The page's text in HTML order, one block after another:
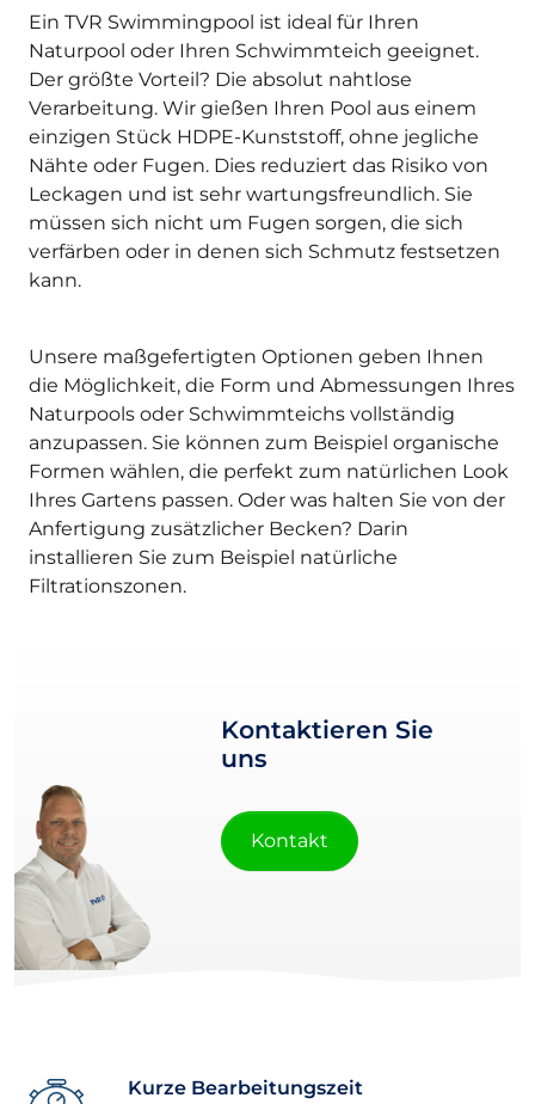
Ein TVR Swimmingpool ist ideal für Ihren
Naturpool oder Ihren Schwimmteich geeignet.
Der größte Vorteil? Die absolut nahtlose
Verarbeitung. Wir gießen Ihren Pool aus einem
einzigen Stück HDPE-Kunststoff, ohne jegliche
Nähte oder Fugen. Dies reduziert das Risiko von
Leckagen und ist sehr wartungsfreundlich. Sie
müssen sich nicht um Fugen sorgen, die sich
verfärben oder in denen sich Schmutz festsetzen
kann.
Unsere maßgefertigten Optionen geben Ihnen
die Möglichkeit, die Form und Abmessungen Ihres
Naturpools oder Schwimmteichs vollständig
anzupassen. Sie können zum Beispiel organische
Formen wählen, die perfekt zum natürlichen Look
Ihres Gartens passen. Oder was halten Sie von der
Anfertigung zusätzlicher Becken? Darin
installieren Sie zum Beispiel natürliche
Filtrationszonen.
Kontaktieren Sie
uns
Kontakt
Kurze Bearbeitungszeit